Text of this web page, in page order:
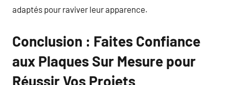
adaptés pour raviver leur apparence.
Conclusion : Faites Confiance
aux Plaques Sur Mesure pour
Réussir Vos Projets